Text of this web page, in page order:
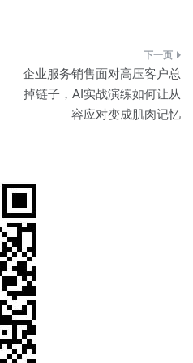
企业服务销售面对高压客户总
掉链子，AI实战演练如何让从
容应对变成肌肉记忆